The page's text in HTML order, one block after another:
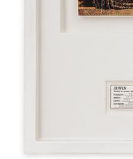
selben Monat wurde
fließt. Viele
Flusslaufes fielen
Angesichts der bis